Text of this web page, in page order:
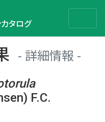
タログ
詳細情報
F.C.